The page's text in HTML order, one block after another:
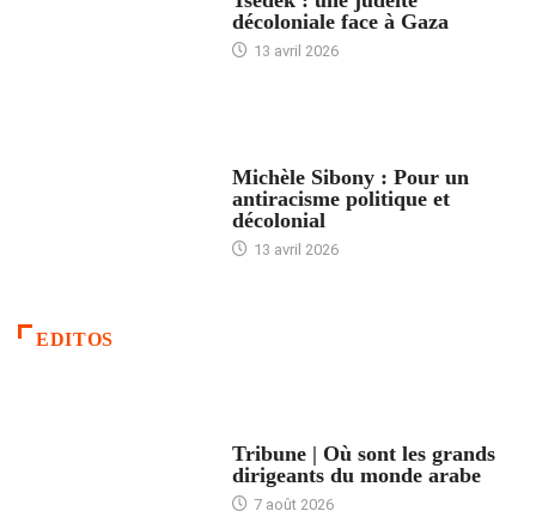
décoloniale face à Gaza
13 avril 2026
Michèle Sibony : Pour un
antiracisme politique et
décolonial
13 avril 2026
EDITOS
Tribune | Où sont les grands
dirigeants du monde arabe
7 août 2026